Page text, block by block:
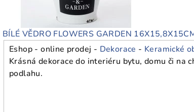
BÍLÉ VĚDRO FLOWERS GARDEN
Eshop - online prodej - Dekorace - Keramické
Krásná dekorace do interiéru bytu, domu či na
podlahu.